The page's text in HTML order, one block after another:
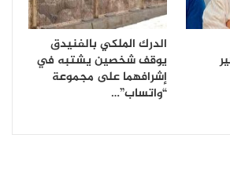
الدرك الملكي بالفنيدق
يوقف شخصين يشتبه في
إشرافهما على مجموعة
“واتساب”…